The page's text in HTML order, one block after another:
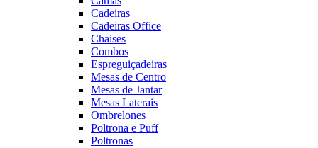
Cadeiras
Cadeiras Office
Chaises
Combos
Espreguiçadeiras
Mesas de Centro
Mesas de Jantar
Mesas Laterais
Ombrelones
Poltrona e Puff
Poltronas